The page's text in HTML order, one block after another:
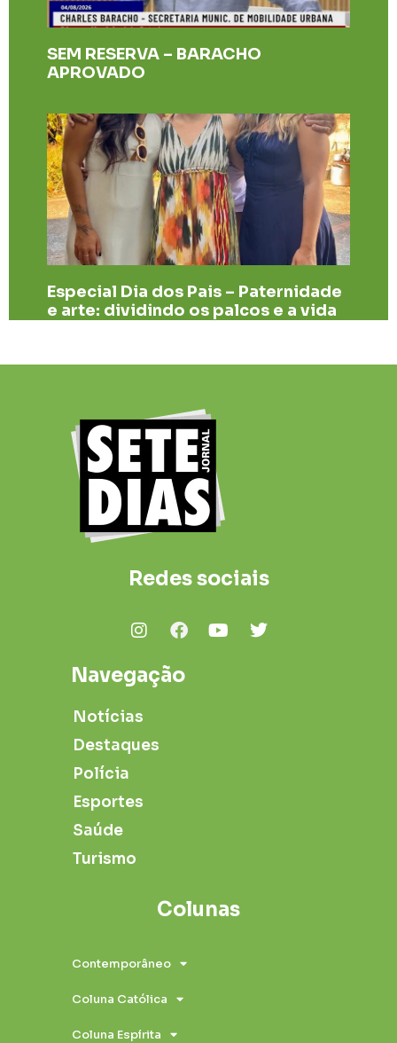
SEM RESERVA – BARACHO
APROVADO
Especial Dia dos Pais – Paternidade
e arte: dividindo os palcos e a vida
Redes sociais
Navegação
Notícias
Destaques
Polícia
Esportes
Saúde
Turismo
Colunas
Contemporâneo
Coluna Católica
Coluna Espírita